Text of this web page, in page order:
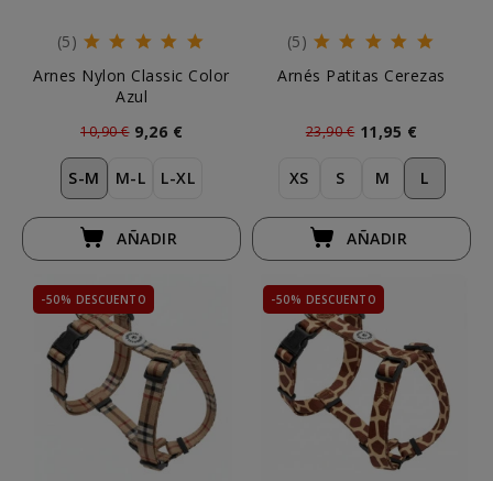
(5)
Arnes Nylon Classic Color
Azul
10,90 € 9,26 €
S-M M-L L-XL
AÑADIR
(5)
Arnés Patitas Cerezas
23,90 € 11,95 €
XS S M L
AÑADIR
-50% DESCUENTO -50% DESCUENTO